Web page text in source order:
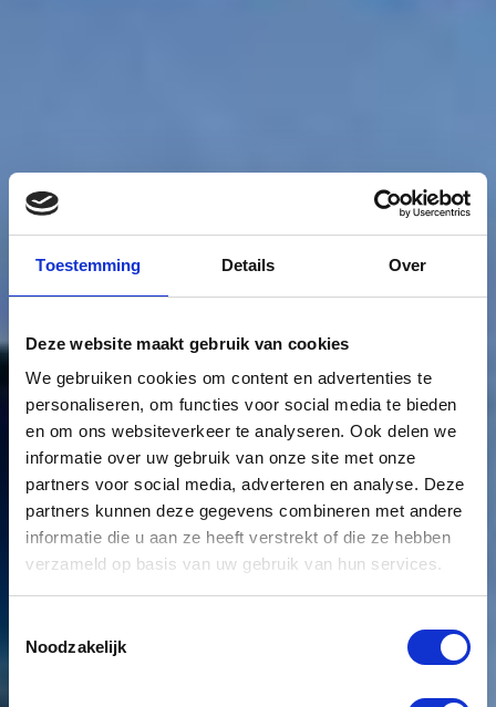
Toestemming Details Over
Deze website maakt gebruik van cookies
We gebruiken cookies om content en advertenties te
personaliseren, om functies voor social media te bieden
en om ons websiteverkeer te analyseren. Ook delen we
informatie over uw gebruik van onze site met onze
partners voor social media, adverteren en analyse. Deze
partners kunnen deze gegevens combineren met andere
informatie die u aan ze heeft verstrekt of die ze hebben
verzameld op basis van uw gebruik van hun services.
Noodzakelijk